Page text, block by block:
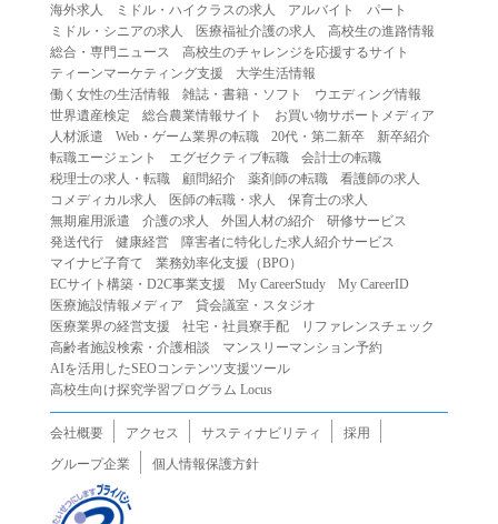
る行為
（２）第三者になりすまして本サービスを利用する行為
（３）当社または第三者の著作権等の知的財産権、プライ
バシー、その他の権利を侵害する行為
（４）当社または第三者を誹謗中傷する行為
（５）当社または第三者に不利益を与える行為
（６）営利を目的とした行為
（７）政治・選挙・宗教活動またはそれらに類する行為
（８）本サービスの運営を妨害する行為
（９）法令違反、犯罪行為、または公序良俗に反する行為
（１０）暴力的な要求行為、または法的な責任を超えた不
当な要求行為
（１１）その他当社が不適切であると判断する行為
２.当社は、前項の定めに該当する行為を行った利用者に対
の提供を停止または中断することができるものとします。
第５条（免責）
１.当社は、本サービスの利用（これらに伴う当社または第
三者の情報提供行為等を含みます）により、利用者に生じ
海外求人
ミドル・ハイクラスの求人 アルバイト
パート
ミドル・シニアの求人
医療福祉介護の求人
高校生の進路情報
総合・専門ニュース
高校生のチャレンジを応援するサイト
ティーンマーケティング支援
大学生活情報
働く女性の生活情報
雑誌・書籍・ソフト
ウエディング情報
世界遺産検定
総合農業情報サイト
お買い物サポートメディア
人材派遣
Web・ゲーム業界の転職 20代・第二新卒
新卒紹介
転職エージェント
エグゼクティブ転職
会計士の転職
税理士の求人・転職
顧問紹介 薬剤師の転職
看護師の求人
コメディカル求人
医師の転職・求人
保育士の求人
無期雇用派遣
介護の求人 外国人材の紹介
研修サービス
発送代行
健康経営
障害者に特化した求人紹介サービス
マイナビ子育て
業務効率化支援（BPO）
ECサイト構築・D2C事業支援
My CareerStudy
My CareerID
医療施設情報メディア
貸会議室・スタジオ
医療業界の経営支援
社宅・社員寮手配
リファレンスチェック
高齢者施設検索・介護相談
マンスリーマンション予約
AIを活用したSEOコンテンツ支援ツール
高校生向け探究学習プログラム Locus
会社概要 アクセス サスティナビリティ
採用
グループ企業
個人情報保護方針